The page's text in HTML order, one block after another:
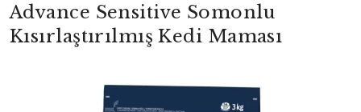
Advance Sensitive Somonlu
Kısırlaştırılmış Kedi Maması